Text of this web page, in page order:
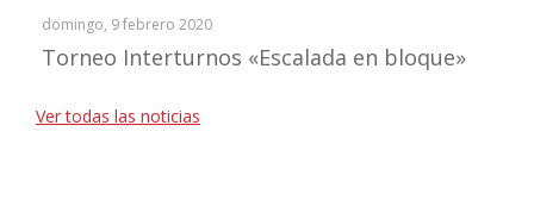
domingo, 9 febrero 2020
Torneo Interturnos «Escalada en bloque»
Ver todas las noticias